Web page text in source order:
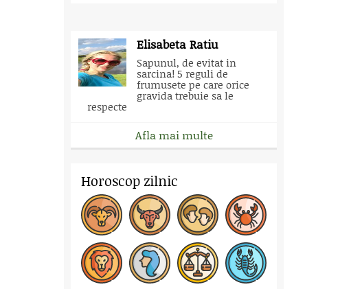
Elisabeta Ratiu
Sapunul, de evitat in
sarcina! 5 reguli de
frumusete pe care orice
gravida trebuie sa le
respecte
Afla mai multe
Horoscop zilnic